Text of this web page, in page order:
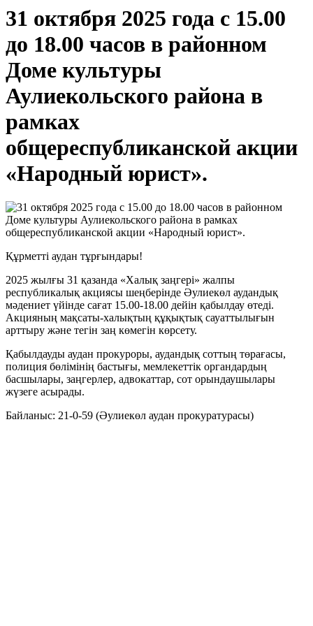
31 октября 2025 года с 15.00
до 18.00 часов в районном
Доме культуры
Аулиекольского района в
рамках
общереспубликанской акции
«Народный юрист».
Құрметті аудан тұрғындары!
2025 жылғы 31 қазанда «Халық заңгері» жалпы
республикалық акциясы шеңберінде Әулиекөл аудандық
мәдениет үйінде сағат 15.00-18.00 дейін қабылдау өтеді.
Акцияның мақсаты-халықтың құқықтық сауаттылығын
арттыру және тегін заң көмегін көрсету.
Қабылдауды аудан прокуроры, аудандық соттың төрағасы,
полиция бөлімінің бастығы, мемлекеттік органдардың
басшылары, заңгерлер, адвокаттар, сот орындаушылары
жүзеге асырады.
Байланыс: 21-0-59 (Әулиекөл аудан прокуратурасы)